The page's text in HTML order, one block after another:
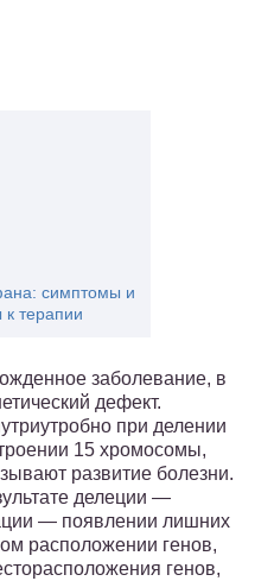
симптомы и
к терапии
заболевание, в
дефект.
при делении
15 хромосомы,
развитие болезни.
делеции —
— появлении лишних
расположении генов,
генов,